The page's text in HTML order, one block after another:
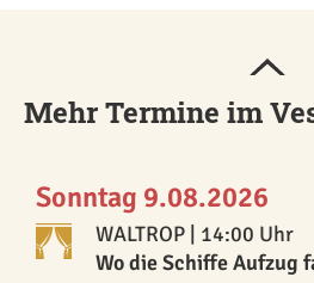
Mehr Termine im
Sonntag 9.08.2026
WALTROP | 14:00 Uhr
Wo die Schiffe Aufzug